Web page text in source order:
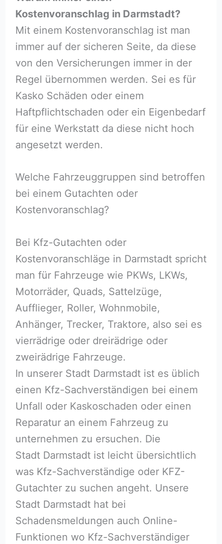
Kostenvoranschlag in Darmstadt?
Mit einem Kostenvoranschlag ist man
immer auf der sicheren Seite, da diese
von den Versicherungen immer in der
Regel übernommen werden. Sei es für
Kasko Schäden oder einem
Haftpflichtschaden oder ein Eigenbedarf
für eine Werkstatt da diese nicht hoch
angesetzt werden.
Welche Fahrzeuggruppen sind betroffen
bei einem Gutachten oder
Kostenvoranschlag?
Bei Kfz-Gutachten oder
Kostenvoranschläge in Darmstadt spricht
man für Fahrzeuge wie PKWs, LKWs,
Motorräder, Quads, Sattelzüge,
Aufflieger, Roller, Wohnmobile,
Anhänger, Trecker, Traktore, also sei es
vierrädrige oder dreirädrige oder
zweirädrige Fahrzeuge.
In unserer Stadt Darmstadt ist es üblich
einen Kfz-Sachverständigen bei einem
Unfall oder Kaskoschaden oder einen
Reparatur an einem Fahrzeug zu
unternehmen zu ersuchen. Die
Stadt Darmstadt ist leicht übersichtlich
was Kfz-Sachverständige oder KFZ-
Gutachter zu suchen angeht. Unsere
Stadt Darmstadt hat bei
Schadensmeldungen auch Online-
Funktionen wo Kfz-Sachverständiger